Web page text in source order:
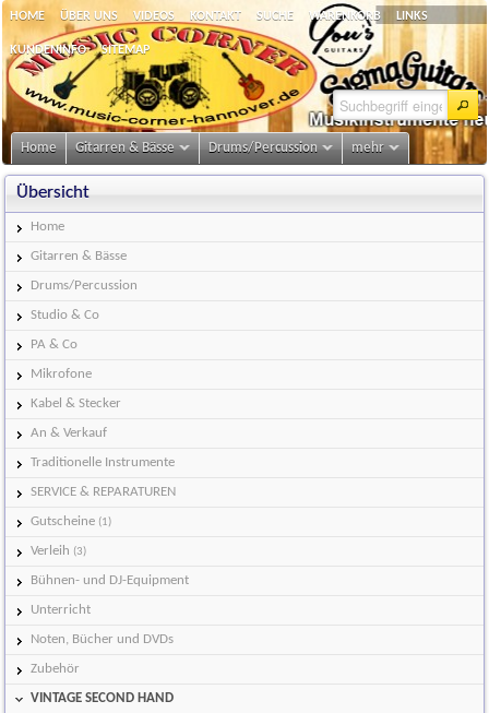
HOME ÜBER UNS VIDEOS KONTAKT SUCHE WARENKORB LINKS
KUNDENINFO SITEMAP
Home Gitarren & Bässe Drums/Percussion mehr
Übersicht
Home
Gitarren & Bässe
Drums/Percussion
Studio & Co
PA & Co
Mikrofone
Kabel & Stecker
An & Verkauf
Traditionelle Instrumente
SERVICE & REPARATUREN
Gutscheine (1)
Verleih (3)
Bühnen- und DJ-Equipment
Unterricht
Noten, Bücher und DVDs
Zubehör
VINTAGE SECOND HAND